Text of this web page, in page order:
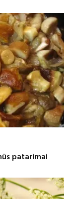
patarimai